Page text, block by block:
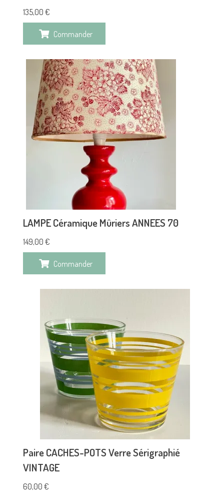
135,00 €
Commander
LAMPE Céramique Mûriers ANNEES 70
149,00 €
Commander
Paire CACHES-POTS Verre Sérigraphié
VINTAGE
60,00 €